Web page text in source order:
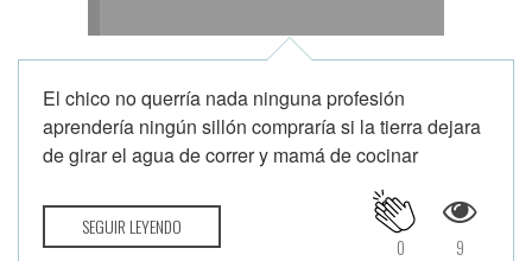
El chico no querría nada ninguna profesión
aprendería ningún sillón compraría si la tierra dejara
de girar el agua de correr y mamá de cocinar
SEGUIR LEYENDO
9
0